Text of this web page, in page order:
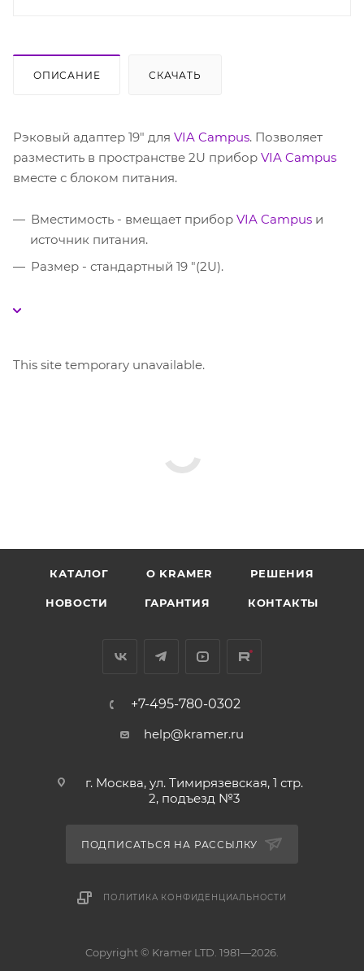
ОПИСАНИЕ СКАЧАТЬ
Рэковый адаптер 19" для VIA Campus. Позволяет
разместить в пространстве 2U прибор VIA Campus
вместе с блоком питания.
Вместимость - вмещает прибор VIA Campus и
источник питания.
Размер - стандартный 19 "(2U).
This site temporary unavailable.
КАТАЛОГ O KRAMER РЕШЕНИЯ
НОВОСТИ ГАРАНТИЯ КОНТАКТЫ
+7-495-780-0302
help@kramer.ru
г. Москва, ул. Тимирязевская, 1 стр.
2, подъезд №3
ПОДПИСАТЬСЯ НА РАССЫЛКУ
ПОЛИТИКА КОНФИДЕНЦИАЛЬНОСТИ
Copyright © Kramer LTD. 1981—2026.